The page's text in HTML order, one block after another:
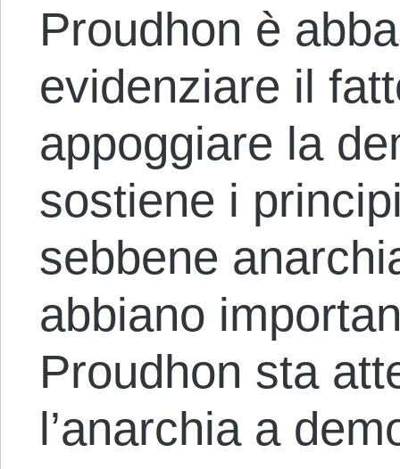
Proudhon è
evidenziare il
appoggiare la
sostiene i
sebbene
abbiano
Proudhon sta
l’anarchia a